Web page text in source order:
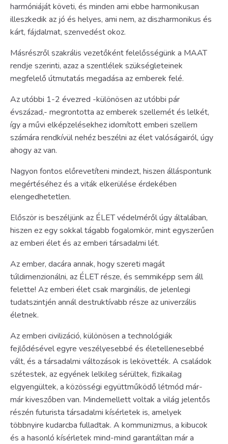
harmóniáját követi, és minden ami ebbe harmonikusan
illeszkedik az jó és helyes, ami nem, az diszharmonikus és
kárt, fájdalmat, szenvedést okoz.
Másrészről szakrális vezetőként felelősségünk a MAAT
rendje szerinti, azaz a szentlélek szükségleteinek
megfelelő útmutatás megadása az emberek felé.
Az utóbbi 1-2 évezred -különösen az utóbbi pár
évszázad,- megrontotta az emberek szellemét és lelkét,
így a művi elképzelésekhez idomított emberi szellem
számára rendkívül nehéz beszélni az élet valóságairól, úgy
ahogy az van.
Nagyon fontos előrevetíteni mindezt, hiszen álláspontunk
megértéséhez és a viták elkerülése érdekében
elengedhetetlen.
Először is beszéljünk az ÉLET védelméről úgy általában,
hiszen ez egy sokkal tágabb fogalomkör, mint egyszerűen
az emberi élet és az emberi társadalmi lét.
Az ember, dacára annak, hogy szereti magát
túldimenzionálni, az ÉLET része, és semmiképp sem áll
felette! Az emberi élet csak marginális, de jelenlegi
tudatszintjén annál destruktívabb része az univerzális
életnek.
Az emberi civilizáció, különösen a technológiák
fejlődésével egyre veszélyesebbé és életellenesebbé
vált, és a társadalmi változások is lekövették. A családok
szétestek, az egyének lelkileg sérültek, fizikailag
elgyengültek, a közösségi együttműködő létmód már-
már kiveszőben van. Mindemellett voltak a világ jelentős
részén futurista társadalmi kísérletek is, amelyek
többnyire kudarcba fulladtak. A kommunizmus, a kibucok
és a hasonló kísérletek mind-mind garantáltan már a